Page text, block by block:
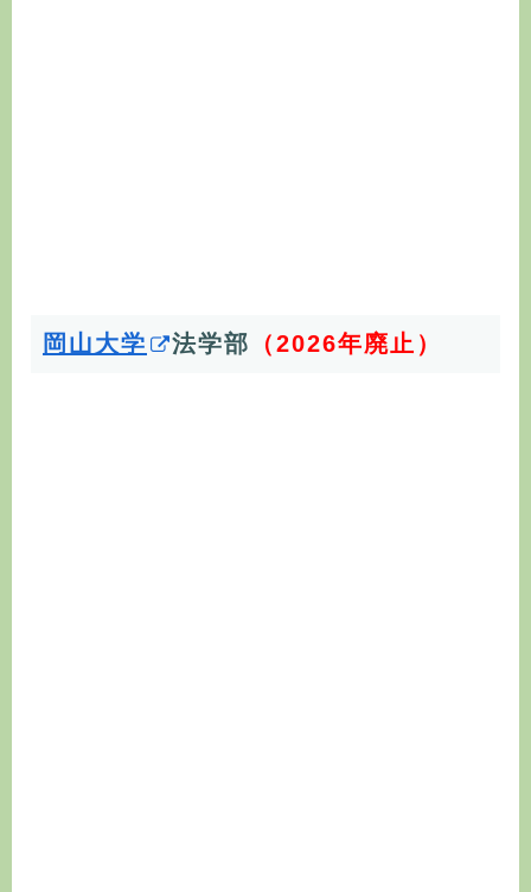
岡山大学 法学部 （2026年廃止）